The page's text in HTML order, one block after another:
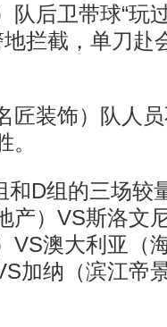
队后卫带球“玩
拦截，单刀赴
装饰）队人员
D组的三场较
产）VS斯洛文
VS澳大利亚（
加纳（滨江帝